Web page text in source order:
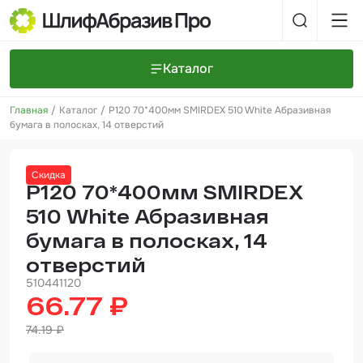
Каталог
О компании
Шлифовальные круги и полоски
Полировальные круги и пасты
Нетканые абразивные материалы
Инструменты
Отвердители
Главная Каталог
P120 70*400мм SMIRDEX 510 White Абразивная
бумага в полосках, 14 отверстий
Скидка
P120 70*400мм SMIRDEX
510 White Абразивная
бумага в полосках, 14
отверстий
510441120
66.77 ₽
74.19 ₽